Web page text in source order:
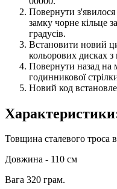
Повернути
замку чорне кільце
градусів.
Встановити новий
кольорових дисках
Повернути назад на
годинникової
Новий код
Товщина сталевого троса
Довжина - 110 см
Вага 320 грам.